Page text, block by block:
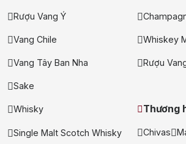
Rượu Vang Ý
Vang Chile Whiskey
Vang Tây Ban Nha Rượu
Sake
Whisky
Single Malt Scotch Whisky
Thương
Chivas